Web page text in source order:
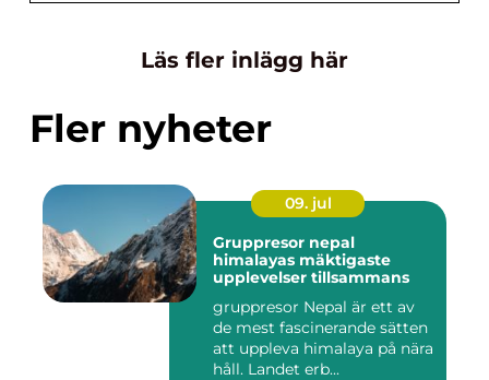
Läs fler inlägg här
Fler nyheter
09. jul
Gruppresor nepal
himalayas mäktigaste
upplevelser tillsammans
gruppresor Nepal är ett av
de mest fascinerande sätten
att uppleva himalaya på nära
håll. Landet erb...